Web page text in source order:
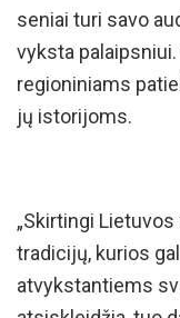
seniai turi savo
vyksta
regioniniams
jų istorijoms.
„Skirtingi
tradicijų, kurios
atvykstantiems